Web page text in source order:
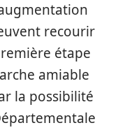
recourir
étape
amiable
la possibilité